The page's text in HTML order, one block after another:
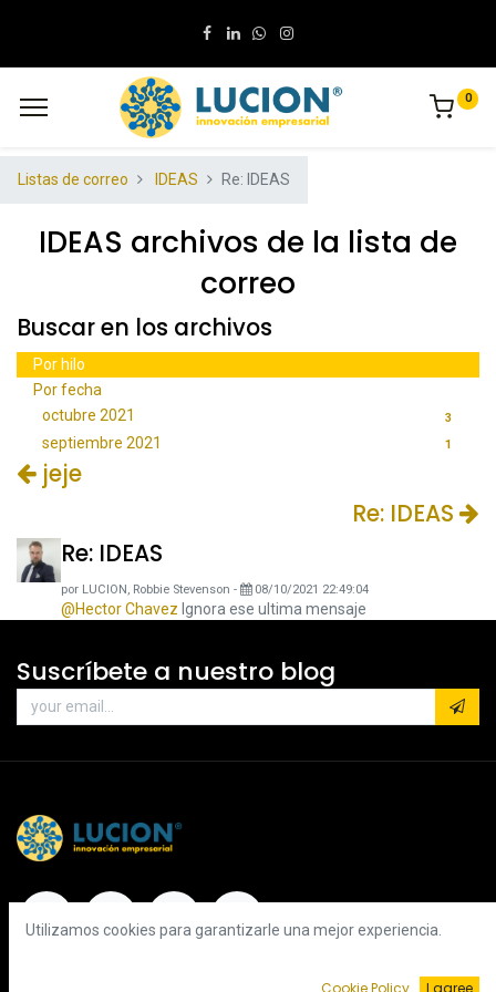
0
Listas de correo IDEAS Re: IDEAS
IDEAS archivos de la lista de
correo
Buscar en los archivos
Por hilo
Por fecha
octubre 2021
3
septiembre 2021 1
jeje
Re: IDEAS
Re: IDEAS
por LUCION, Robbie Stevenson - 08/10/2021 22:49:04
@Hector Chavez Ignora ese ultima mensaje
Suscríbete a nuestro blog
Utilizamos cookies para garantizarle una mejor experiencia.
Cookie Policy I agree